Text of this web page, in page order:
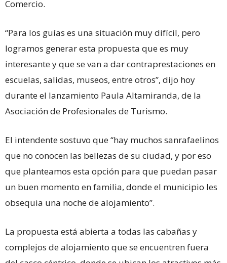
Comercio.
“Para los guías es una situación muy difícil, pero
logramos generar esta propuesta que es muy
interesante y que se van a dar contraprestaciones en
escuelas, salidas, museos, entre otros”, dijo hoy
durante el lanzamiento Paula Altamiranda, de la
Asociación de Profesionales de Turismo.
El intendente sostuvo que “hay muchos sanrafaelinos
que no conocen las bellezas de su ciudad, y por eso
que planteamos esta opción para que puedan pasar
un buen momento en familia, donde el municipio les
obsequia una noche de alojamiento”.
La propuesta está abierta a todas las cabañas y
complejos de alojamiento que se encuentren fuera